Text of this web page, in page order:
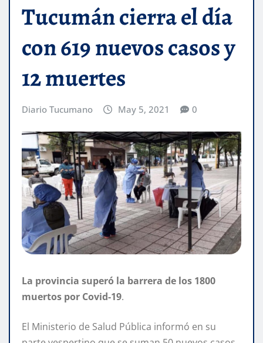
Tucumán cierra el día
con 619 nuevos casos y
12 muertes
Diario Tucumano May 5, 2021 0
La provincia superó la barrera de los 1800
muertos por Covid-19.
El Ministerio de Salud Pública informó en su